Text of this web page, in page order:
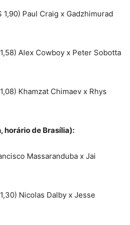
Paul Craig x Gadzhimurad
Alex Cowboy x Peter Sobotta
Khamzat Chimaev x Rhys
horário de Brasília):
Massaranduba x Jai
Nicolas Dalby x Jesse